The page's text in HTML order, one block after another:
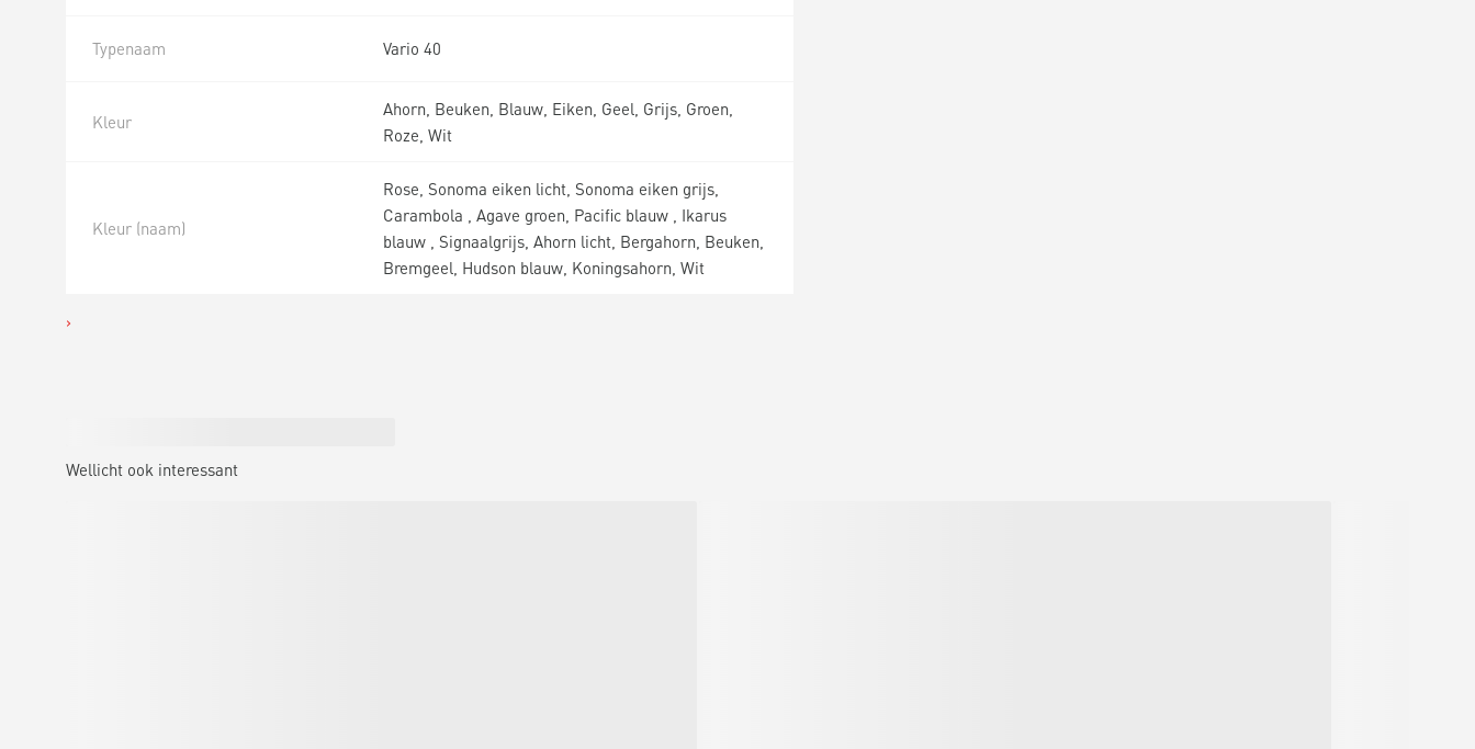
Typenaam Vario 40
Kleur
Ahorn, Beuken, Blauw, Eiken, Geel, Grijs, Groen,
Roze, Wit
Kleur (naam)
Rose, Sonoma eiken licht, Sonoma eiken grijs,
Carambola , Agave groen, Pacific blauw , Ikarus
blauw , Signaalgrijs, Ahorn licht, Bergahorn, Beuken,
Bremgeel, Hudson blauw, Koningsahorn, Wit
Wellicht ook interessant